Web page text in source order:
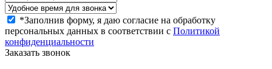
*Заполнив форму, я даю согласие на обработку
персональных данных в соответствии с Политикой
конфиденциальности
Заказать звонок